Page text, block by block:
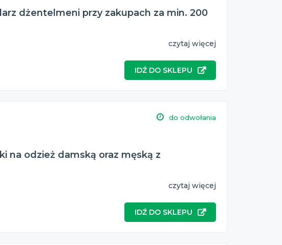
dżentelmeni przy zakupach za min. 200
czytaj więcej
IDŹ DO SKLEPU
do odwołania
na odzież damską oraz męską z
czytaj więcej
IDŹ DO SKLEPU